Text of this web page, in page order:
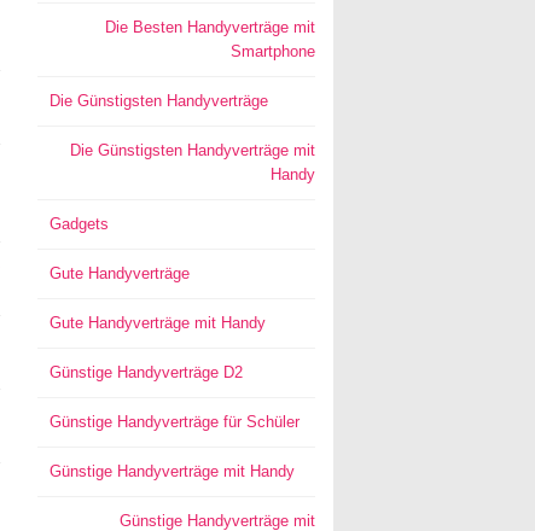
Die Besten Handyverträge mit
Smartphone
Die Günstigsten Handyverträge
Die Günstigsten Handyverträge mit
Handy
Gadgets
Gute Handyverträge
Gute Handyverträge mit Handy
Günstige Handyverträge D2
Günstige Handyverträge für Schüler
Günstige Handyverträge mit Handy
Günstige Handyverträge mit